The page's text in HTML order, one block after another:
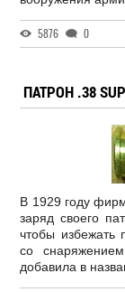
5876 0
ПАТРОН .38
В 1929 году
заряд своего
чтобы избежать
со
добавила в